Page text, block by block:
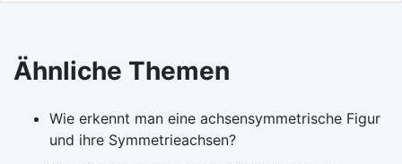
Ähnliche Themen
Wie erkennt man eine achsensymmetrische Figur
und ihre Symmetrieachsen?